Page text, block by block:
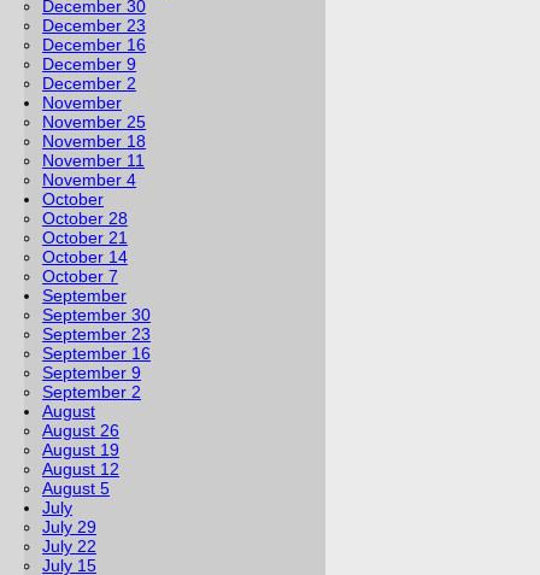
December 30
December 23
December 16
December 9
December 2
November
November 25
November 18
November 11
November 4
October
October 28
October 21
October 14
October 7
September
September 30
September 23
September 16
September 9
September 2
August
August 26
August 19
August 12
August 5
July
July 29
July 22
July 15